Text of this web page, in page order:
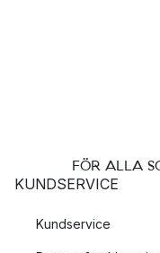
FÖR ALLA
KUNDSERVICE
Kundservice